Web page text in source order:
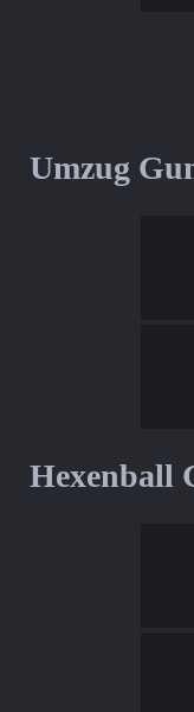
Umzug
Hexenball